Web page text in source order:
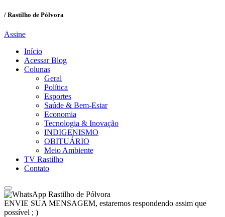
/ Rastilho de Pólvora
Assine
Início
Acessar Blog
Colunas
Geral
Política
Esportes
Saúde & Bem-Estar
Economia
Tecnologia & Inovação
INDIGENISMO
OBITUÁRIO
Meio Ambiente
TV Rastilho
Contato
Rastilho de Pólvora
ENVIE SUA MENSAGEM, estaremos respondendo assim que
possível ; )